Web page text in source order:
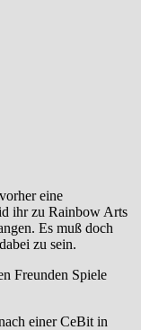
eine
ihr zu Rainbow Arts
Es muß doch
zu sein.
Freunden Spiele
einer CeBit in